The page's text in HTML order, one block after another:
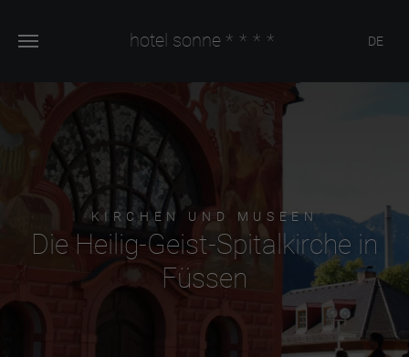
hotel sonne **** DE
KIRCHEN UND MUSEEN
Die Heilig-Geist-Spitalkirche in
Füssen